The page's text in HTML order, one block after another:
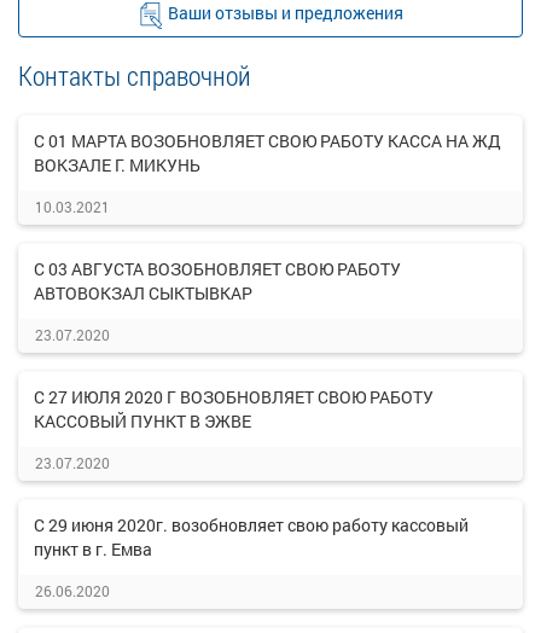
Ваши отзывы и предложения
Контакты справочной
С 01 МАРТА ВОЗОБНОВЛЯЕТ СВОЮ РАБОТУ КАССА НА ЖД
ВОКЗАЛЕ Г. МИКУНЬ
10.03.2021
С 03 АВГУСТА ВОЗОБНОВЛЯЕТ СВОЮ РАБОТУ
АВТОВОКЗАЛ СЫКТЫВКАР
23.07.2020
С 27 ИЮЛЯ 2020 Г ВОЗОБНОВЛЯЕТ СВОЮ РАБОТУ
КАССОВЫЙ ПУНКТ В ЭЖВЕ
23.07.2020
С 29 июня 2020г. возобновляет свою работу кассовый
пункт в г. Емва
26.06.2020